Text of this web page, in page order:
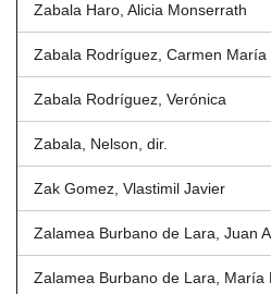
Zabala Haro, Alicia Monserrath
Zabala Rodríguez, Carmen María
Zabala Rodríguez, Verónica
Zabala, Nelson, dir.
Zak Gomez, Vlastimil Javier
Zalamea Burbano de Lara, Juan
Zalamea Burbano de Lara, María